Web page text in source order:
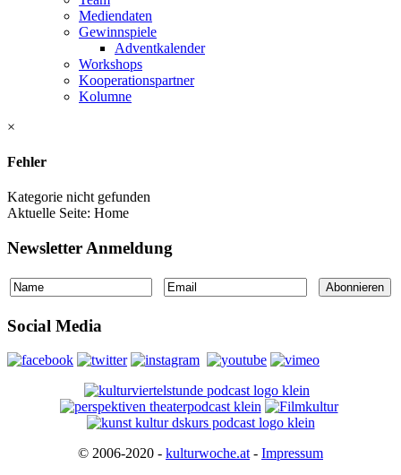
Mediendaten
Gewinnspiele
Adventkalender
Workshops
Kooperationspartner
Kolumne
×
Fehler
Kategorie nicht gefunden
Aktuelle Seite: Home
Newsletter Anmeldung
Social Media
© 2006-2020 - kulturwoche.at - Impressum